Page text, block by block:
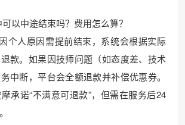
以中途结束吗？费用怎么算？
个人原因需提前结束，系统会根据实际
款。如果因技师问题（如态度差、技术
中断，平台会全额退款并补偿优惠券。
承诺“不满意可退款”，但需在服务后24